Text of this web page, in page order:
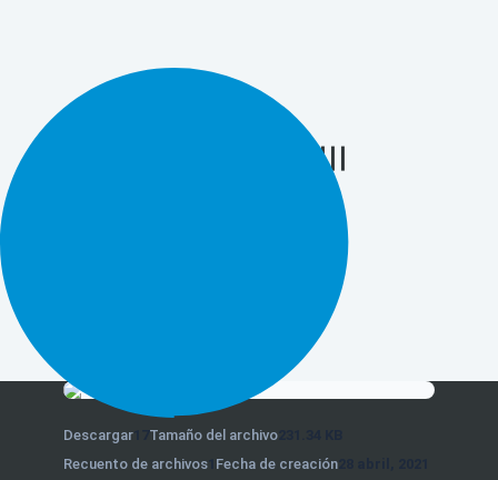
Certificación tierIII
Descargar17 Tamaño del archivo231.34 KB
Recuento de archivos1 Fecha de creación28 abril, 2021